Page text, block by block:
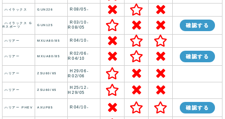
ハイラックス GUN226 R08/05-
ハイラックス G
Rスポーツ
GUN125
R03/10-
R08/05
確認する
ハリアー MXUA80/85 R04/10-
ハリアー MXUA80/85
R02/06-
R04/10
確認する
ハリアー ZSU60/65
H29/06-
R02/06
ハリアー ZSU60/65
H25/12-
H29/05
ハリアー PHEV AXUP85 R04/10- 確認する